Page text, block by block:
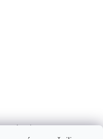
web /
PR100, PR110, PR102